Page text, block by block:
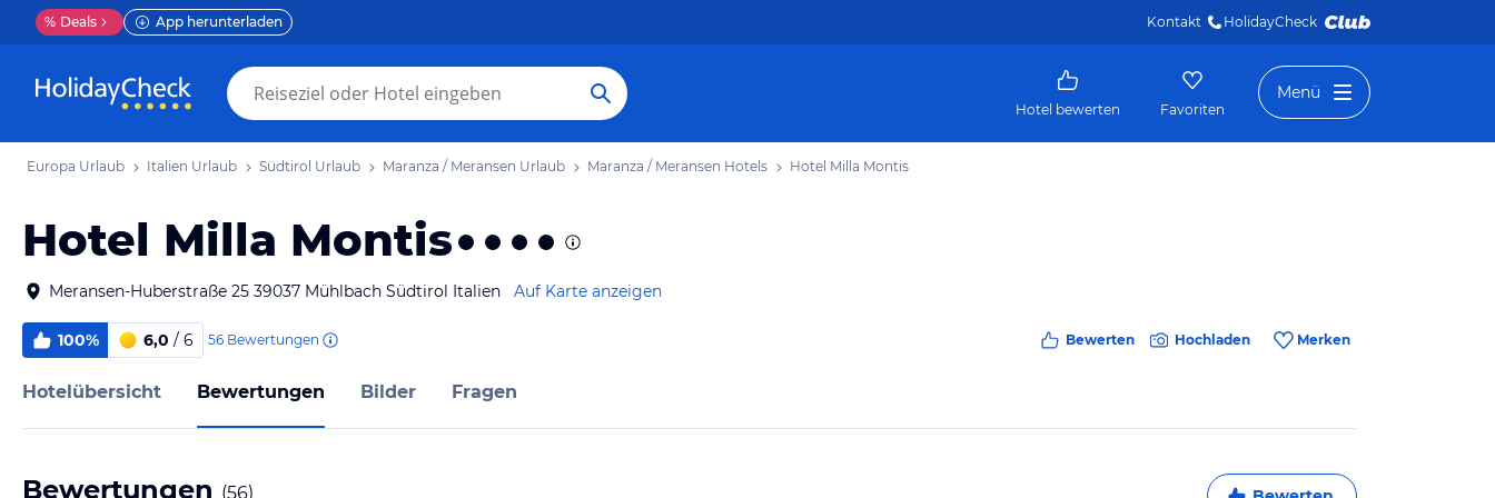
% Deals App herunterladen Kontakt HolidayCheck
Hotel bewerten Favoriten
Menü
Europa Urlaub Italien Urlaub Südtirol Urlaub Maranza / Meransen Urlaub Maranza / Meransen Hotels Hotel Milla Montis
Hotel Milla Montis
Meransen-Huberstraße 25 39037 Mühlbach Südtirol Italien Auf Karte anzeigen
100% 6,0 / 6 56 Bewertungen Bewerten Hochladen Merken
Hotelübersicht Bewertungen Bilder Fragen
Bewertungen (56)